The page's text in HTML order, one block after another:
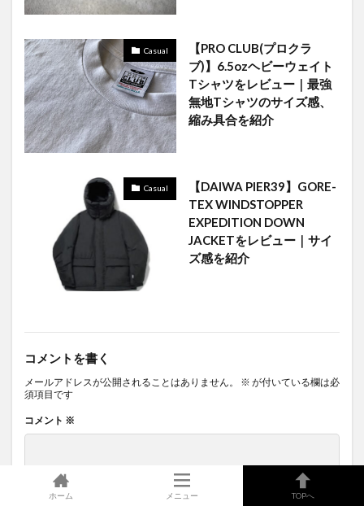
Casual
【PRO CLUB(プロクラ
ブ)】6.5ozヘビーウェイト
Tシャツをレビュー｜最強
無地Tシャツのサイズ感、
縮み具合を紹介
Casual
【DAIWA PIER39】GORE-
TEX WINDSTOPPER
EXPEDITION DOWN
JACKETをレビュー｜サイ
ズ感を紹介
コメントを書く
メールアドレスが公開されることはありません。 ※ が付いている欄は必
須項目です
コメント ※
ホーム メニュー TOPへ